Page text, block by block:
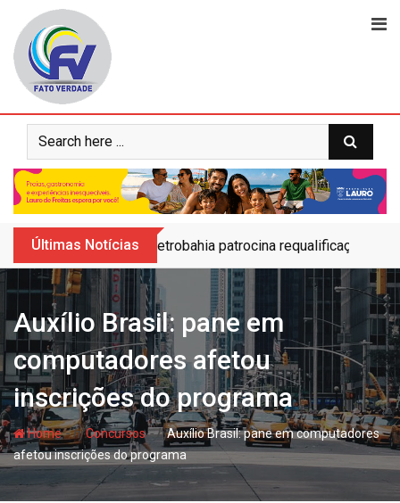
content
Últimas Notícias Petrobahia patrocina requalificação do
Auxílio Brasil: pane em
computadores afetou
inscrições do programa
Home- hjConcursos- hjAuxílio Brasil: pane em computadores
afetou inscrições do programa